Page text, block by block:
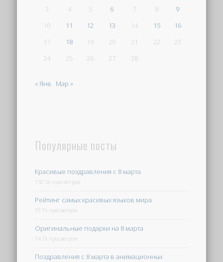
3
4 5 6 7 8
9
10
11 12 13 14 15
16
17
18 19 20 21 22
23
24
25 26 27 28
« Янв Мар »
Популярные посты
Красивые поздравления с 8 марта
150.5k просмотров
Рейтинг самых красивых языков мира
79.7k просмотров
Оригинальные подарки на 8 марта
74.7k просмотров
Поздравления с 8 марта в анимационных